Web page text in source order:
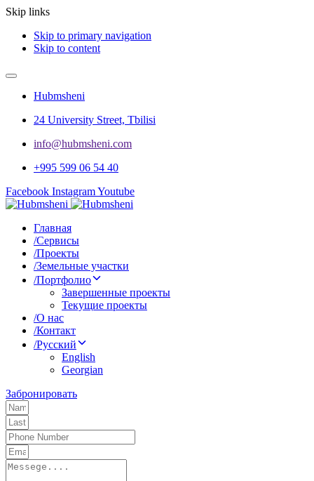
Skip links
Skip to primary navigation
Skip to content
Hubmsheni
24 University Street, Tbilisi
info@hubmsheni.com​
+995 599 06 54 40
Facebook InstagramYoutube
Главная
/Сервисы
/Проекты
/Земельные участки
/Портфолио
Завершенные проекты
Текущие проекты
/О нас
/Контакт
/Русский
English
Georgian
Забронировать